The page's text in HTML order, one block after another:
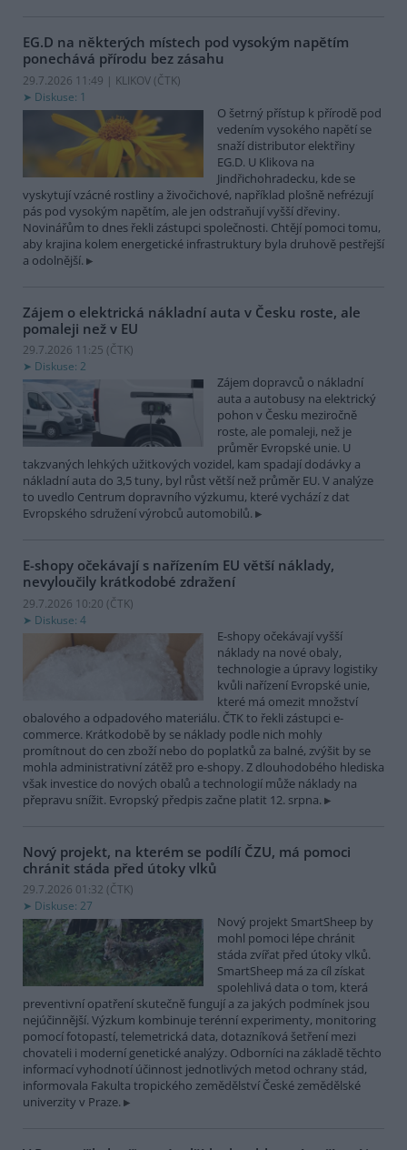
EG.D na některých místech pod vysokým napětím
ponechává přírodu bez zásahu
29.7.2026 11:49 | KLIKOV (ČTK)
Diskuse: 1
O šetrný přístup k přírodě pod
vedením vysokého napětí se
snaží distributor elektřiny
EG.D. U Klikova na
Jindřichohradecku, kde se
vyskytují vzácné rostliny a živočichové, například plošně nefrézují
pás pod vysokým napětím, ale jen odstraňují vyšší dřeviny.
Novinářům to dnes řekli zástupci společnosti. Chtějí pomoci tomu,
aby krajina kolem energetické infrastruktury byla druhově pestřejší
a odolnější.
Zájem o elektrická nákladní auta v Česku roste, ale
pomaleji než v EU
29.7.2026 11:25 (ČTK)
Diskuse: 2
Zájem dopravců o nákladní
auta a autobusy na elektrický
pohon v Česku meziročně
roste, ale pomaleji, než je
průměr Evropské unie. U
takzvaných lehkých užitkových vozidel, kam spadají dodávky a
nákladní auta do 3,5 tuny, byl růst větší než průměr EU. V analýze
to uvedlo Centrum dopravního výzkumu, které vychází z dat
Evropského sdružení výrobců automobilů.
E-shopy očekávají s nařízením EU větší náklady,
nevyloučily krátkodobé zdražení
29.7.2026 10:20 (ČTK)
Diskuse: 4
E-shopy očekávají vyšší
náklady na nové obaly,
technologie a úpravy logistiky
kvůli nařízení Evropské unie,
které má omezit množství
obalového a odpadového materiálu. ČTK to řekli zástupci e-
commerce. Krátkodobě by se náklady podle nich mohly
promítnout do cen zboží nebo do poplatků za balné, zvýšit by se
mohla administrativní zátěž pro e-shopy. Z dlouhodobého hlediska
však investice do nových obalů a technologií může náklady na
přepravu snížit. Evropský předpis začne platit 12. srpna.
Nový projekt, na kterém se podílí ČZU, má pomoci
chránit stáda před útoky vlků
29.7.2026 01:32 (ČTK)
Diskuse: 27
Nový projekt SmartSheep by
mohl pomoci lépe chránit
stáda zvířat před útoky vlků.
SmartSheep má za cíl získat
spolehlivá data o tom, která
preventivní opatření skutečně fungují a za jakých podmínek jsou
nejúčinnější. Výzkum kombinuje terénní experimenty, monitoring
pomocí fotopastí, telemetrická data, dotazníková šetření mezi
chovateli i moderní genetické analýzy. Odborníci na základě těchto
informací vyhodnotí účinnost jednotlivých metod ochrany stád,
informovala Fakulta tropického zemědělství České zemědělské
univerzity v Praze.